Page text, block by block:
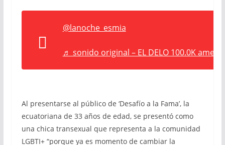
@lanoche_esmia
♬ sonido original – EL DELO 100.0K amen ?
Al presentarse al público de ‘Desafío a la Fama’, la
ecuatoriana de 33 años de edad, se presentó como
una chica transexual que representa a la comunidad
LGBTI+ “porque ya es momento de cambiar la